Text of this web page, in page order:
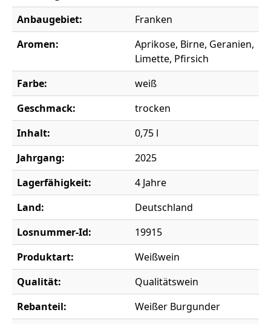
Anbaugebiet:
Franken
Aromen:
Aprikose, Birne, Geranien,
Limette, Pfirsich
Farbe:
weiß
Geschmack:
trocken
Inhalt:
0,75 l
Jahrgang:
2025
Lagerfähigkeit:
4 Jahre
Land:
Deutschland
Losnummer-Id:
19915
Produktart:
Weißwein
Qualität:
Qualitätswein
Rebanteil:
Weißer Burgunder